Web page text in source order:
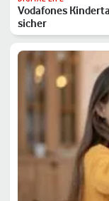
Vodafones
sicher